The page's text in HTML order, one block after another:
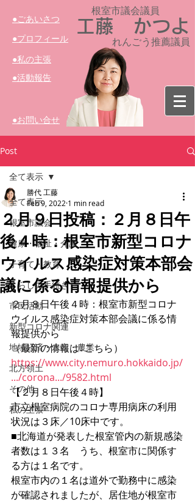
​●ごあいさつ
​●プロフィール
​●活動報告
​●私の主張
​●お問い合せ
工藤 かつよ
根室市議会議員​
れんごう推薦議員
Post
全て表示
根室市議会
健康・福祉・介護
子育て・教育
くらしの手続き
市民活動
新型コロナ関連
地域経済・水産・農業
北方領土
その他
私の主張
全て表示
２月９日投稿：２月８日午
後４時：根室市新型コロナ
ウイルス感染症対策本部会
議に係る情報提供から
勝代 工藤
Feb 9, 2022 1 min read
２月８日午後４時：根室市新型コロナ
ウイルス感染症対策本部会議に係る情
報提供から
（最新の情報は↓こちら）
https://www.city.nemuro.hokkaido.jp/
.../corona.../9582.html
【２月８日午後４時】
市立根室病院のコロナ専用病床の利用
状況は３床／10床中です。
■北海道が発表した根室管内の新規感染
者数は１３名　うち、根室市に関係す
る方は１名です。
根室市内の１名は道外で勤務中に感染
が確認されましたが、居住地が根室市